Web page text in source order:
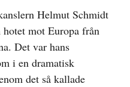
Helmut Schmidt
mot Europa från
Det var hans
i en dramatisk
det så kallade